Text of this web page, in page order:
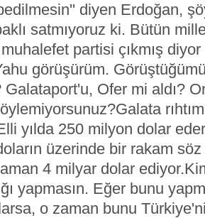
diyen Erdoğan,
satmıyoruz ki. Bütün
partisi çıkmış
görüşürüm.
Ofer mi aldı?
Galata
yılda 250 milyon dolar
üzerinde bir rakam söz
4 milyar dolar
yapmasın. Eğer bunu
o zaman bunu